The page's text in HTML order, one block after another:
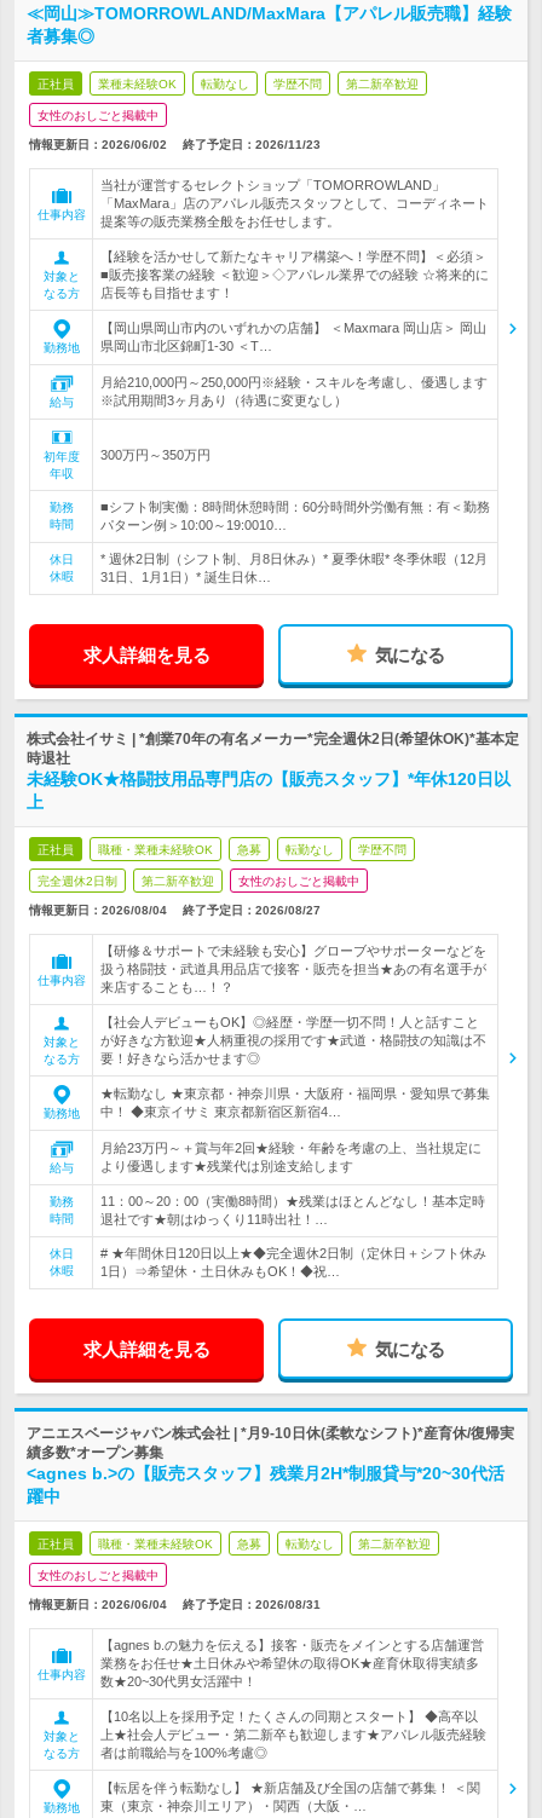
≪岡山≫TOMORROWLAND/MaxMara【アパレル販売職】経験
者募集◎
正社員 業種未経験OK 転勤なし 学歴不問 第二新卒歓迎
女性のおしごと掲載中
情報更新日：2026/06/02 終了予定日： 2026/11/23
仕事内容
当社が運営するセレクトショップ「TOMORROWLAND」
「MaxMara」店のアパレル販売スタッフとして、コーディネート
提案等の販売業務全般をお任せします。
対象と
なる方
【経験を活かせして新たなキャリア構築へ！学歴不問】＜必須＞
■販売接客業の経験 ＜歓迎＞◇アパレル業界での経験 ☆将来的に
店長等も目指せます！
勤務地
【岡山県岡山市内のいずれかの店舗】 ＜Maxmara 岡山店＞ 岡山
県岡山市北区錦町1-30 ＜T…
給与
月給210,000円～250,000円※経験・スキルを考慮し、優遇します
※試用期間3ヶ月あり（待遇に変更なし）
初年度
年収
300万円～350万円
勤務
時間
■シフト制実働：8時間休憩時間：60分時間外労働有無：有＜勤務
パターン例＞10:00～19:0010…
休日
休暇
* 週休2日制（シフト制、月8日休み）* 夏季休暇* 冬季休暇（12月
31日、1月1日）* 誕生日休…
求人詳細を見る 気になる
株式会社イサミ | *創業70年の有名メーカー*完全週休2日(希望休OK)*基本定
時退社
未経験OK★格闘技用品専門店の【販売スタッフ】*年休120日以
上
正社員 職種・業種未経験OK 急募 転勤なし 学歴不問
完全週休2日制 第二新卒歓迎 女性のおしごと掲載中
情報更新日：2026/08/04 終了予定日： 2026/08/27
仕事内容
【研修＆サポートで未経験も安心】グローブやサポーターなどを
扱う格闘技・武道具用品店で接客・販売を担当★あの有名選手が
来店することも…！？
対象と
なる方
【社会人デビューもOK】◎経歴・学歴一切不問！人と話すこと
が好きな方歓迎★人柄重視の採用です★武道・格闘技の知識は不
要！好きなら活かせます◎
勤務地
★転勤なし ★東京都・神奈川県・大阪府・福岡県・愛知県で募集
中！ ◆東京イサミ 東京都新宿区新宿4…
給与
月給23万円～＋賞与年2回★経験・年齢を考慮の上、当社規定に
より優遇します★残業代は別途支給します
勤務
時間
11：00～20：00（実働8時間）★残業はほとんどなし！基本定時
退社です★朝はゆっくり11時出社！…
休日
休暇
# ★年間休日120日以上★◆完全週休2日制（定休日＋シフト休み
1日）⇒希望休・土日休みもOK！◆祝…
求人詳細を見る 気になる
アニエスベージャパン株式会社 | *月9-10日休(柔軟なシフト)*産育休/復帰実
績多数*オープン募集
<agnes b.>の【販売スタッフ】残業月2H*制服貸与*20~30代活
躍中
正社員 職種・業種未経験OK 急募 転勤なし 第二新卒歓迎
女性のおしごと掲載中
情報更新日：2026/06/04 終了予定日： 2026/08/31
仕事内容
【agnes b.の魅力を伝える】接客・販売をメインとする店舗運営
業務をお任せ★土日休みや希望休の取得OK★産育休取得実績多
数★20~30代男女活躍中！
対象と
なる方
【10名以上を採用予定！たくさんの同期とスタート】 ◆高卒以
上★社会人デビュー・第二新卒も歓迎します★アパレル販売経験
者は前職給与を100%考慮◎
勤務地
【転居を伴う転勤なし】 ★新店舗及び全国の店舗で募集！ ＜関
東（東京・神奈川エリア）・関西（大阪・…